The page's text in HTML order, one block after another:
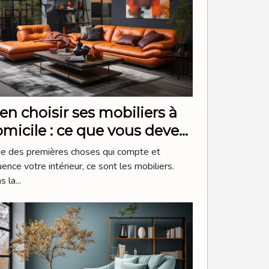
choisir ses mobiliers à
: ce que vous devez
des premières choses qui compte et
votre intérieur, ce sont les mobiliers.
la...